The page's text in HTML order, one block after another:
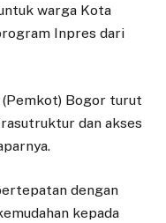
warga Kota
Inpres dari
(Pemkot) Bogor turut
dan akses
dengan
kepada